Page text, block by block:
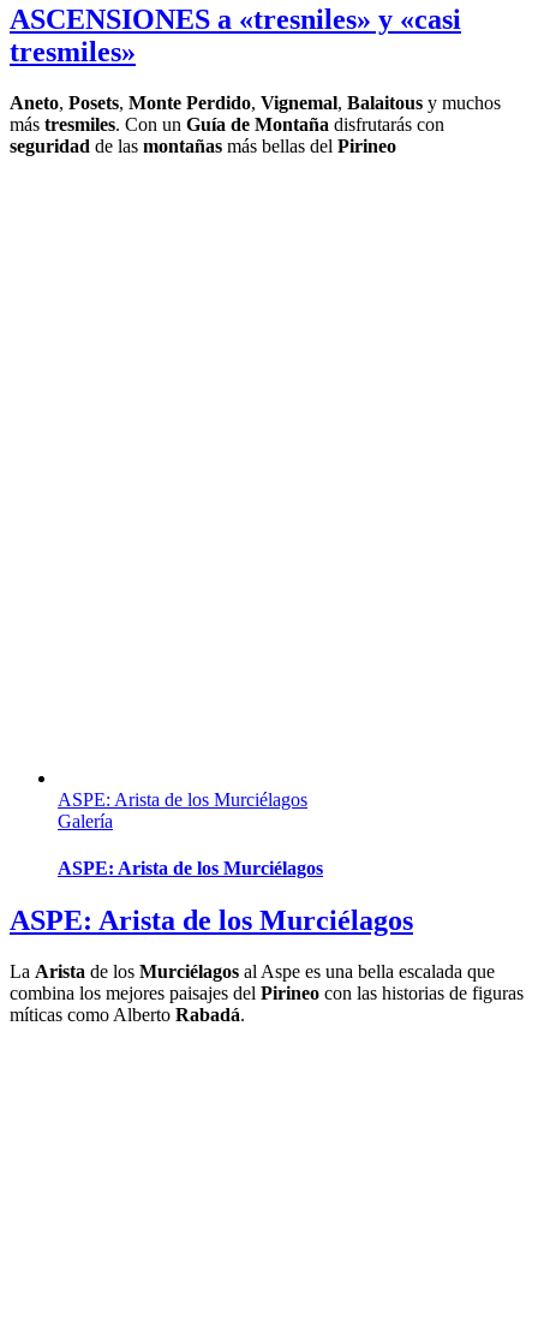
ASCENSIONES a «tresniles» y «casi
tresmiles»
Aneto, Posets, Monte Perdido, Vignemal, Balaitous y muchos
más tresmiles. Con un Guía de Montaña disfrutarás con
seguridad de las montañas más bellas del Pirineo
ASPE: Arista de los Murciélagos
Galería
ASPE: Arista de los Murciélagos
ASPE: Arista de los Murciélagos
La Arista de los Murciélagos al Aspe es una bella escalada que
combina los mejores paisajes del Pirineo con las historias de figuras
míticas como Alberto Rabadá.